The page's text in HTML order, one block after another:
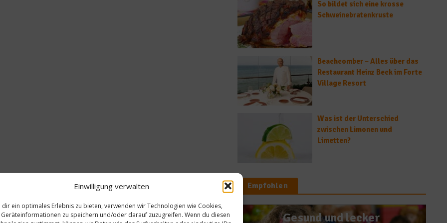
Einwilligung verwalten
dir ein optimales Erlebnis zu bieten, verwenden wir Technologien wie Cookies,
Geräteinformationen zu speichern und/oder darauf zuzugreifen. Wenn du diesen
So bildet sich eine krosse
Schweinebratenkruste
Beachcomber – Alles über das
Restaurant Heinz Beck im Forte
Village Resort
Was ist der Unterschied
zwischen Limonen und
Limetten?
Empfohlen
Gesund und lecker